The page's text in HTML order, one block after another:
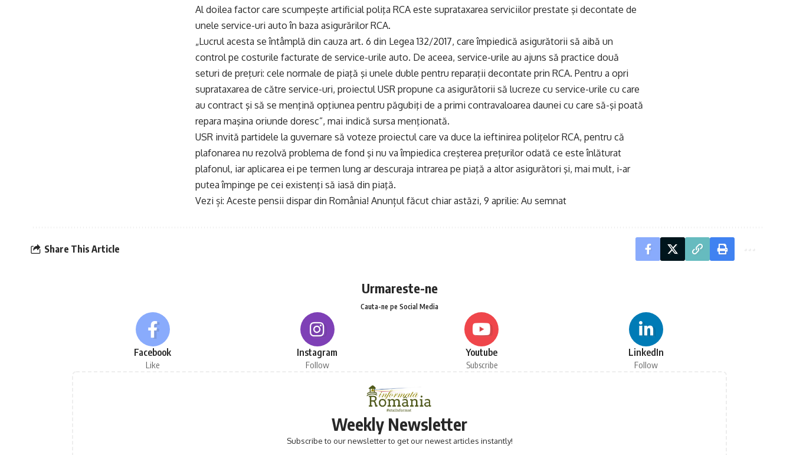
Al doilea factor care scumpeşte artificial poliţa RCA este suprataxarea serviciilor prestate şi decontate de
unele service-uri auto în baza asigurărilor RCA.
„Lucrul acesta se întâmplă din cauza art. 6 din Legea 132/2017, care împiedică asigurătorii să aibă un
control pe costurile facturate de service-urile auto. De aceea, service-urile au ajuns să practice două
seturi de preţuri: cele normale de piaţă şi unele duble pentru reparaţii decontate prin RCA. Pentru a opri
suprataxarea de către service-uri, proiectul USR propune ca asigurătorii să lucreze cu service-urile cu care
au contract şi să se menţină opţiunea pentru păgubiţi de a primi contravaloarea daunei cu care să-şi poată
repara maşina oriunde doresc”, mai indică sursa menţionată.
USR invită partidele la guvernare să voteze proiectul care va duce la ieftinirea poliţelor RCA, pentru că
plafonarea nu rezolvă problema de fond şi nu va împiedica creşterea preţurilor odată ce este înlăturat
plafonul, iar aplicarea ei pe termen lung ar descuraja intrarea pe piaţă a altor asigurători şi, mai mult, i-ar
putea împinge pe cei existenţi să iasă din piaţă.
Vezi și: Aceste pensii dispar din România! Anunțul făcut chiar astăzi, 9 aprilie: Au semnat
Share This Article
Urmareste-ne
Cauta-ne pe Social Media
Facebook
Like
Instagram
Follow
Youtube
Subscribe
LinkedIn
Follow
Weekly Newsletter
Subscribe to our newsletter to get our newest articles instantly!